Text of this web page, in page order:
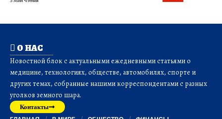
О НАС
Новостной блок с актуальными ежедневными статьями о
медицине, технологиях, обществе, автомобилях, спорте и
других темах, собранные нашими корреспондентами с разных
уголков земного шара.
Контакты